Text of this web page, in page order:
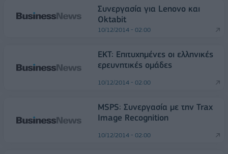
Συνεργασία για Lenovo και
Oktabit
10/12/2014 - 02:00
EKT: Επιτυχημένες οι ελληνικές
ερευνητικές ομάδες
10/12/2014 - 02:00
MSPS: Συνεργασία με την Trax
Image Recognition
10/12/2014 - 02:00